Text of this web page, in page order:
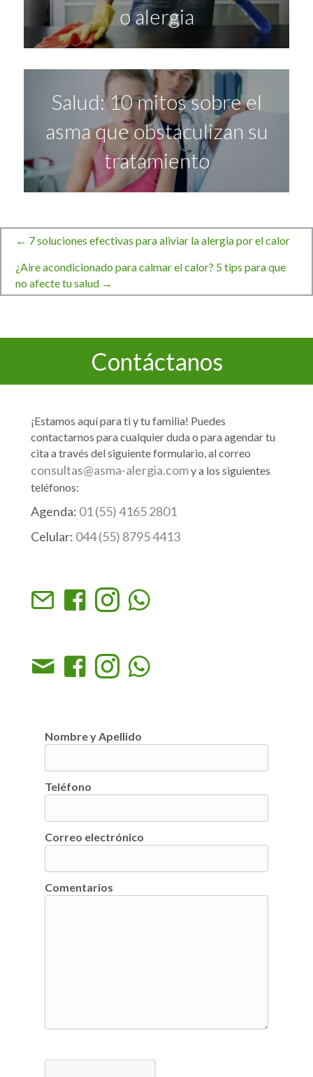
o alergia
Salud: 10 mitos sobre el
asma que obstaculizan su
tratamiento
Navegación
de
entradas
← 7 soluciones efectivas para aliviar la alergia por el calor
¿Aire acondicionado para calmar el calor? 5 tips para que
no afecte tu salud →
Contáctanos
¡Estamos aquí para ti y tu familia! Puedes
contactarnos para cualquier duda o para agendar tu
cita a través del siguiente formulario, al correo
consultas@asma-alergia.comy a los siguientes
teléfonos:
Agenda: 01 (55) 4165 2801
Celular: 044 (55) 8795 4413
Nombre y Apellido
Teléfono
Correo electrónico
Comentarios